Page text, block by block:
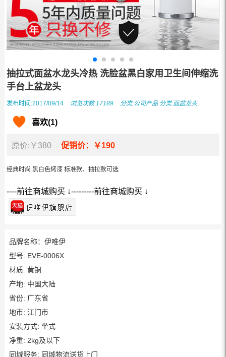
抽拉式面盆水龙头冷热 洗脸盆黑白家用卫生间伸缩洗
手台上盆龙头
发布时间:2017/09/14 浏览次数:17189 分类:公司产品 分类:面盆龙头
喜欢(1)
原价:￥380 促销价：￥190
经典时尚 黑白色烤漆 标准款、抽拉款可选
----前往商城购买 ↓---------前往商城购买 ↓
品牌名称：伊唯伊
型号: EVE-0006X
材质: 黄铜
产地: 中国大陆
省份: 广东省
地市: 江门市
安装方式: 坐式
净重: 2kg及以下
同城服务: 同城物流送货上门